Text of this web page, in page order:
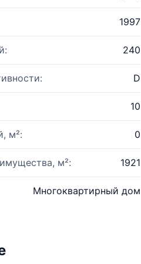
1997
240
D
10
м²: 0
м²: 1921
Многоквартирный дом